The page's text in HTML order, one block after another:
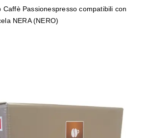
Caffè Passionespresso compatibili con
NERA (NERO)